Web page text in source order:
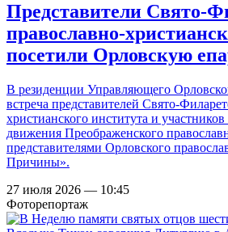
Представители Свято-
православно-
посетили Орловскую
В резиденции Управляющего
встреча представителей Свято-
христианского института и
движения Преображенского
представителями Орловского
Причины».
27 июля 2026 — 10:45
Фоторепортаж